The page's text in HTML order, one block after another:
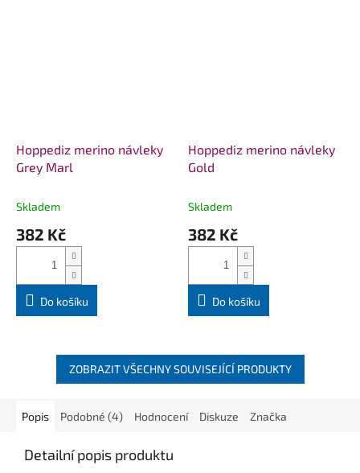
Hoppediz merino návleky
Grey Marl
Skladem
382 Kč
Do košíku
Hoppediz merino návleky
Gold
Skladem
382 Kč
Do košíku
ZOBRAZIT VŠECHNY SOUVISEJÍCÍ PRODUKTY
Popis Podobné (4) Hodnocení Diskuze Značka
Detailní popis produktu